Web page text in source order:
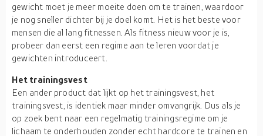
gewicht moet je meer moeite doen om te trainen, waardoor
je nog sneller dichter bij je doel komt. Het is het beste voor
mensen die al lang fitnessen. Als fitness nieuw voor je is,
probeer dan eerst een regime aan te leren voordat je
gewichten introduceert.
Het trainingsvest
Een ander product dat lijkt op het trainingsvest, het
trainingsvest, is identiek maar minder omvangrijk. Dus als je
op zoek bent naar een regelmatig trainingsregime om je
lichaam te onderhouden zonder echt hardcore te trainen en